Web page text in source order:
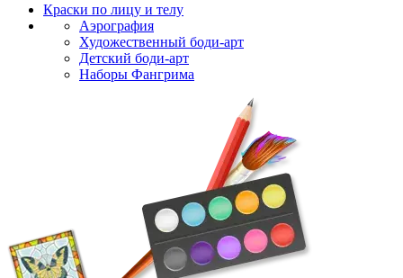
Краски по лицу и телу
Аэрография
Художественный боди-арт
Детский боди-арт
Наборы Фангрима